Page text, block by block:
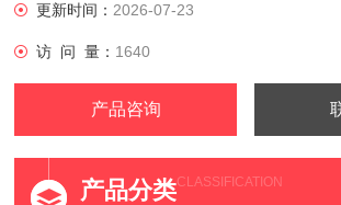
更新时间： 2026-07-23
访 问 量： 1640
产品咨询
产品分类CLASSIFICATION